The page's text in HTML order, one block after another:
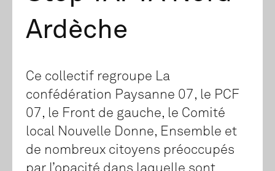
Ardèche
Ce collectif regroupe La
confédération Paysanne 07, le PCF
07, le Front de gauche, le Comité
local Nouvelle Donne, Ensemble et
de nombreux citoyens préoccupés